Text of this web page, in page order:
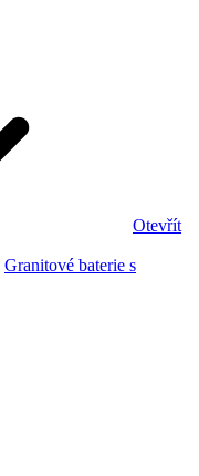
Otevřít
Granitové baterie s